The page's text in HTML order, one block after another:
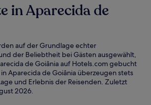
in Aparecida de
auf der Grundlage echter
der Beliebtheit bei Gästen ausgewählt,
de Goiânia auf Hotels.com gebucht
Aparecida de Goiânia überzeugen stets
und Erlebnis der Reisenden. Zuletzt
2026.